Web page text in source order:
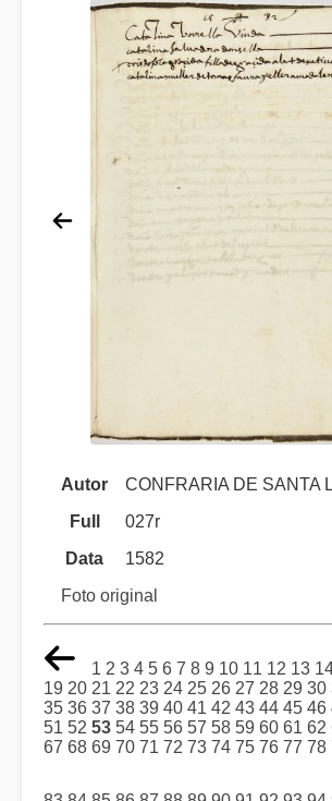
Autor
CONFRARIA DE SANTA
Full
027r
Data
1582
Foto original
1 2 3 4 5 6 7 8 9 10 11 12 13
19 20 21 22 23 24 25 26 27 28 29 30
35 36 37 38 39 40 41 42 43 44 45 46
51 52 53 54 55 56 57 58 59 60 61 62
67 68 69 70 71 72 73 74 75 76 77 78